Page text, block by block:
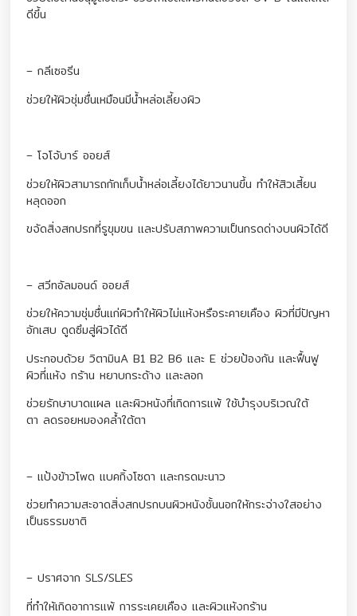
ดีขึ้น
– กลีเซอรีน
ช่วยให้ผิวชุ่มชื่นเหมือนมีน้ำหล่อเลี้ยงผิว
– โจโจ้บาร์ ออยส์
ช่วยให้ผิวสามารถกักเก็บน้ำหล่อเลี้ยงได้ยาวนานขึ้น ทำให้สิวเสี้ยน
หลุดออก
ขจัดสิ่งสกปรกที่รูขุมขน และปรับสภาพความเป็นกรดด่างบนผิวได้ดี
– สวีทอัลมอนด์ ออยส์
ช่วยให้ความชุ่มชื่นแก่ผิวทำให้ผิวไม่แห้งหรือระคายเคือง ผิวที่มีปัญหา
อักเสบ ดูดซึมสู่ผิวได้ดี
ประกอบด้วย วิตามินA B1 B2 B6 และ E ช่วยป้องกัน และฟื้นฟู
ผิวที่แห้ง กร้าน หยาบกระด้าง และลอก
ช่วยรักษาบาดแผล และผิวหนังที่เกิดการแพ้ ใช้บำรุงบริเวณใต้
ตา ลดรอยหมองคล้ำใต้ตา
– แป้งข้าวโพด แบคกิ้งโซดา และกรดมะนาว
ช่วยทำความสะอาดสิ่งสกปรกบนผิวหนังชั้นนอกให้กระจ่างใสอย่าง
เป็นธรรมชาติ
– ปราศจาก SLS/SLES
ที่ทำให้เกิดอาการแพ้ การระเคยเคือง และผิวแห้งกร้าน